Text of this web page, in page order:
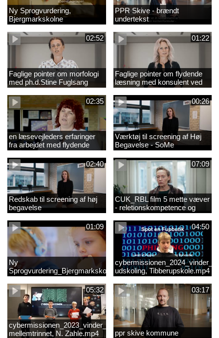
Ny Sprogvurdering,
Bjergmarkskolne
PPR Skive - brændt
undertekst
02:52
Faglige pointer om morfologi
med ph.d.Stine Fuglsang
Engmose
01:22
Faglige pointer om flydende
læsning med konsulent ved
CFU Louise Duus
02:35
en læsevejleders erfaringer
fra arbejdet med flydende
læsning
00:26
Værktøj til screening af Høj
Begavelse - SoMe
02:40
Redskab til screening af høj
begavelse
07:09
CUK_RBL film 5 mette væver
- reletionskompetence og
børn i udsatte positioner.
01:09
Ny
Sprogvurdering_Bjergmarkskolne_CUK
04:50
udskoling, Tibberupskole.mp4
05:32
cybermissionen_2023_vinder_Vinder
mellemtrinnet, N. Zahle.mp4
03:17
ppr skive kommune